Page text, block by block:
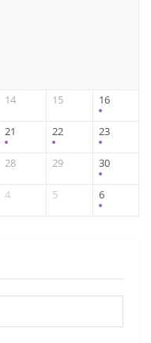
14 15 16
21 22 23
28 29 30
4 5 6